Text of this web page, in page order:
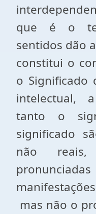
que é o
sentidos dão
constitui o
o Significado
intelectual,
tanto o
significado
não
mas não o